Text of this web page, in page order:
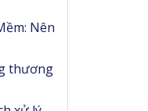
Nên
thương